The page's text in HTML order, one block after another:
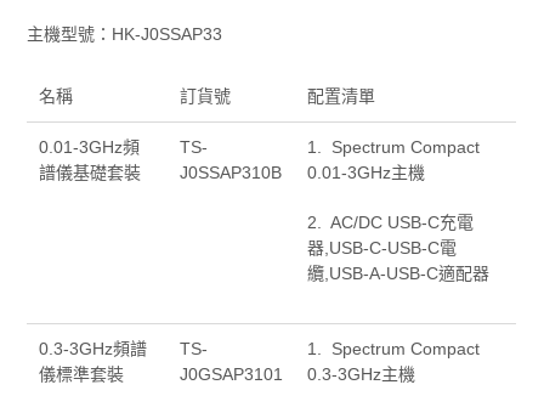
主機型號：HK-J0SSAP33
名稱 訂貨號 配置清單
0.01-3GHz頻
譜儀基礎套裝
TS-
J0SSAP310B
1. Spectrum Compact
0.01-3GHz主機
2. AC/DC USB-C充電
器,USB-C-USB-C電
纜,USB-A-USB-C適配器
0.3-3GHz頻譜
儀標準套裝
TS-
J0GSAP3101
1. Spectrum Compact
0.3-3GHz主機